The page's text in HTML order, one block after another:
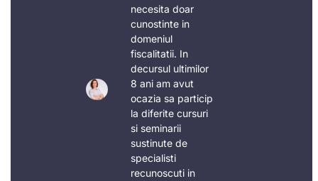
necesita doar
cunostinte in
domeniul
fiscalitatii. In
decursul ultimilor
8 ani am avut
ocazia sa particip
la diferite cursuri
si seminarii
sustinute de
specialisti
recunoscuti in